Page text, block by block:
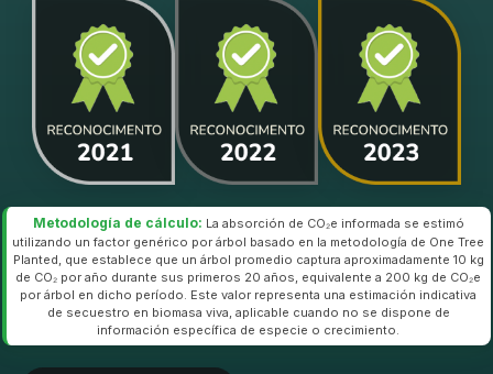
Metodología de cálculo: La absorción de CO₂e informada se estimó
utilizando un factor genérico por árbol basado en la metodología de One Tree
Planted, que establece que un árbol promedio captura aproximadamente 10 kg
de CO₂ por año durante sus primeros 20 años, equivalente a 200 kg de CO₂e
por árbol en dicho período. Este valor representa una estimación indicativa
de secuestro en biomasa viva, aplicable cuando no se dispone de
información específica de especie o crecimiento.